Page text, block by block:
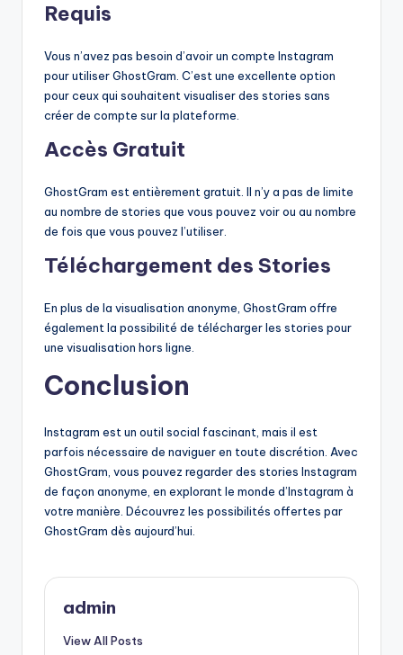
Requis
Vous n’avez pas besoin d’avoir un compte Instagram
pour utiliser GhostGram. C’est une excellente option
pour ceux qui souhaitent visualiser des stories sans
créer de compte sur la plateforme.
Accès Gratuit
GhostGram est entièrement gratuit. Il n’y a pas de limite
au nombre de stories que vous pouvez voir ou au nombre
de fois que vous pouvez l’utiliser.
Téléchargement des Stories
En plus de la visualisation anonyme, GhostGram offre
également la possibilité de télécharger les stories pour
une visualisation hors ligne.
Conclusion
Instagram est un outil social fascinant, mais il est
parfois nécessaire de naviguer en toute discrétion. Avec
GhostGram, vous pouvez regarder des stories Instagram
de façon anonyme, en explorant le monde d’Instagram à
votre manière. Découvrez les possibilités offertes par
GhostGram dès aujourd’hui.
admin
View All Posts